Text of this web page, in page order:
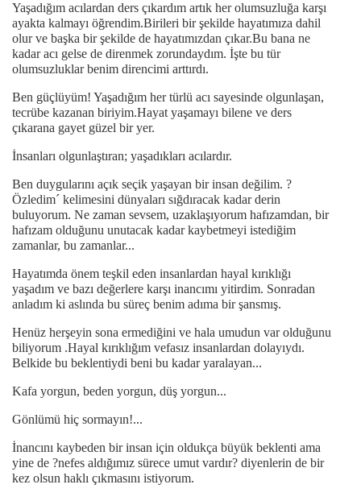
Yaşadığım acılardan ders çıkardım artık her olumsuzluğa karşı
ayakta kalmayı öğrendim.Birileri bir şekilde hayatımıza dahil
olur ve başka bir şekilde de hayatımızdan çıkar.Bu bana ne
kadar acı gelse de direnmek zorundaydım. İşte bu tür
olumsuzluklar benim direncimi arttırdı.
Ben güçlüyüm! Yaşadığım her türlü acı sayesinde olgunlaşan,
tecrübe kazanan biriyim.Hayat yaşamayı bilene ve ders
çıkarana gayet güzel bir yer.
İnsanları olgunlaştıran; yaşadıkları acılardır.
Ben duygularını açık seçik yaşayan bir insan değilim. ?
Özledim´ kelimesini dünyaları sığdıracak kadar derin
buluyorum. Ne zaman sevsem, uzaklaşıyorum hafızamdan, bir
hafızam olduğunu unutacak kadar kaybetmeyi istediğim
zamanlar, bu zamanlar...
Hayatımda önem teşkil eden insanlardan hayal kırıklığı
yaşadım ve bazı değerlere karşı inancımı yitirdim. Sonradan
anladım ki aslında bu süreç benim adıma bir şansmış.
Henüz herşeyin sona ermediğini ve hala umudun var olduğunu
biliyorum .Hayal kırıklığım vefasız insanlardan dolayıydı.
Belkide bu beklentiydi beni bu kadar yaralayan...
Kafa yorgun, beden yorgun, düş yorgun...
Gönlümü hiç sormayın!...
İnancını kaybeden bir insan için oldukça büyük beklenti ama
yine de ?nefes aldığımız sürece umut vardır? diyenlerin de bir
kez olsun haklı çıkmasını istiyorum.